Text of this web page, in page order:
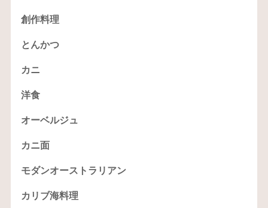
創作料理
とんかつ
カニ
洋食
オーベルジュ
カニ面
モダンオーストラリアン
カリブ海料理